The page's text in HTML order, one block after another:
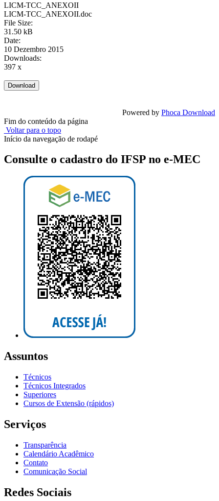
LICM-TCC_ANEXOII
LICM-TCC_ANEXOII.doc
File Size:
31.50 kB
Date:
10 Dezembro 2015
Downloads:
397 x
Powered by Phoca Download
Fim do conteúdo da página
Voltar para o topo
Início da navegação de rodapé
Consulte o cadastro do IFSP no e-MEC
Assuntos
Técnicos
Técnicos Integrados
Superiores
Cursos de Extensão (rápidos)
Serviços
Transparência
Calendário Acadêmico
Contato
Comunicação Social
Redes Sociais